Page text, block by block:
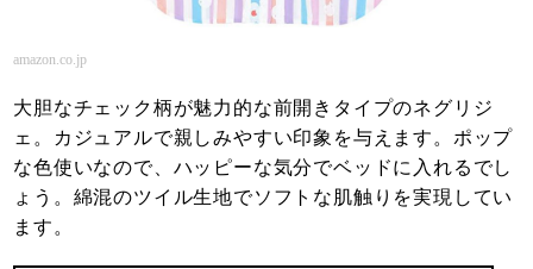
amazon.co.jp
大胆なチェック柄が魅力的な前開きタイプのネグリジ
ェ。カジュアルで親しみやすい印象を与えます。ポップ
な色使いなので、ハッピーな気分でベッドに入れるでし
ょう。綿混のツイル生地でソフトな肌触りを実現してい
ます。